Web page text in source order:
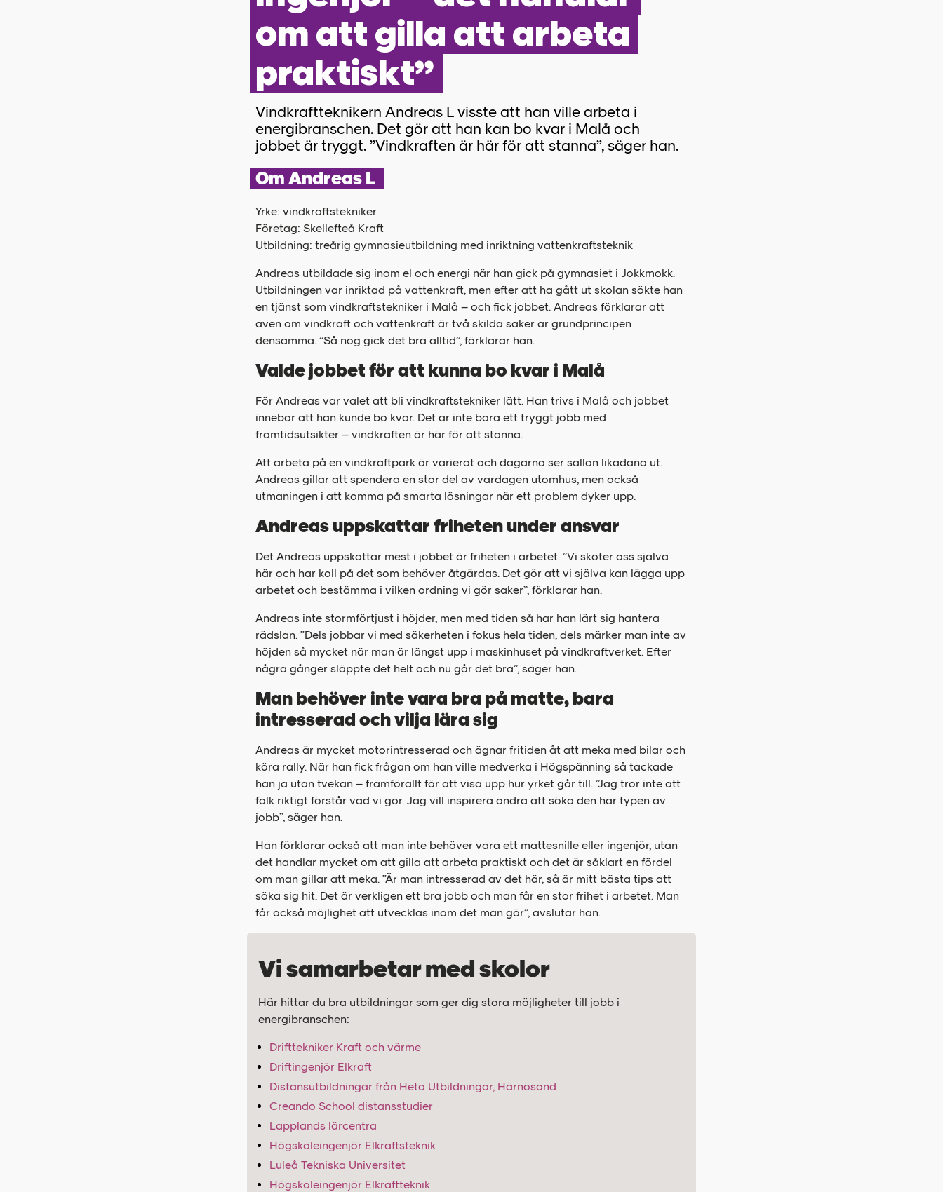
om att gilla att arbeta
praktiskt”
Vindkraftteknikern Andreas L visste att han ville arbeta i
energibranschen. Det gör att han kan bo kvar i Malå och
jobbet är tryggt. ”Vindkraften är här för att stanna”, säger han.
Om Andreas L
Yrke: vindkraftstekniker
Företag: Skellefteå Kraft
Utbildning: treårig gymnasieutbildning med inriktning vattenkraftsteknik
Andreas utbildade sig inom el och energi när han gick på gymnasiet i Jokkmokk.
Utbildningen var inriktad på vattenkraft, men efter att ha gått ut skolan sökte han
en tjänst som vindkraftstekniker i Malå – och fick jobbet. Andreas förklarar att
även om vindkraft och vattenkraft är två skilda saker är grundprincipen
densamma. ”Så nog gick det bra alltid”, förklarar han.
Valde jobbet för att kunna bo kvar i Malå
För Andreas var valet att bli vindkraftstekniker lätt. Han trivs i Malå och jobbet
innebar att han kunde bo kvar. Det är inte bara ett tryggt jobb med
framtidsutsikter – vindkraften är här för att stanna.
Att arbeta på en vindkraftpark är varierat och dagarna ser sällan likadana ut.
Andreas gillar att spendera en stor del av vardagen utomhus, men också
utmaningen i att komma på smarta lösningar när ett problem dyker upp.
Andreas uppskattar friheten under ansvar
Det Andreas uppskattar mest i jobbet är friheten i arbetet. ”Vi sköter oss själva
här och har koll på det som behöver åtgärdas. Det gör att vi själva kan lägga upp
arbetet och bestämma i vilken ordning vi gör saker”, förklarar han.
Andreas inte stormförtjust i höjder, men med tiden så har han lärt sig hantera
rädslan. ”Dels jobbar vi med säkerheten i fokus hela tiden, dels märker man inte av
höjden så mycket när man är längst upp i maskinhuset på vindkraftverket. Efter
några gånger släppte det helt och nu går det bra”, säger han.
Man behöver inte vara bra på matte, bara
intresserad och vilja lära sig
Andreas är mycket motorintresserad och ägnar fritiden åt att meka med bilar och
köra rally. När han fick frågan om han ville medverka i Högspänning så tackade
han ja utan tvekan – framförallt för att visa upp hur yrket går till. ”Jag tror inte att
folk riktigt förstår vad vi gör. Jag vill inspirera andra att söka den här typen av
jobb”, säger han.
Han förklarar också att man inte behöver vara ett mattesnille eller ingenjör, utan
det handlar mycket om att gilla att arbeta praktiskt och det är såklart en fördel
om man gillar att meka. ”Är man intresserad av det här, så är mitt bästa tips att
söka sig hit. Det är verkligen ett bra jobb och man får en stor frihet i arbetet. Man
får också möjlighet att utvecklas inom det man gör”, avslutar han.
Vi samarbetar med skolor
Här hittar du bra utbildningar som ger dig stora möjligheter till jobb i
energibranschen:
Drifttekniker Kraft och värme
Driftingenjör Elkraft
Distansutbildningar från Heta Utbildningar, Härnösand
Creando School distansstudier
Lapplands lärcentra
Högskoleingenjör Elkraftsteknik
Luleå Tekniska Universitet
Högskoleingenjör Elkraftteknik